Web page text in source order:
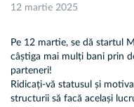
12 martie 2025
Pe 12 martie, se dă startul
câștiga mai mulți bani prin
parteneri!
Ridicați-vă statusul și
structurii să facă același